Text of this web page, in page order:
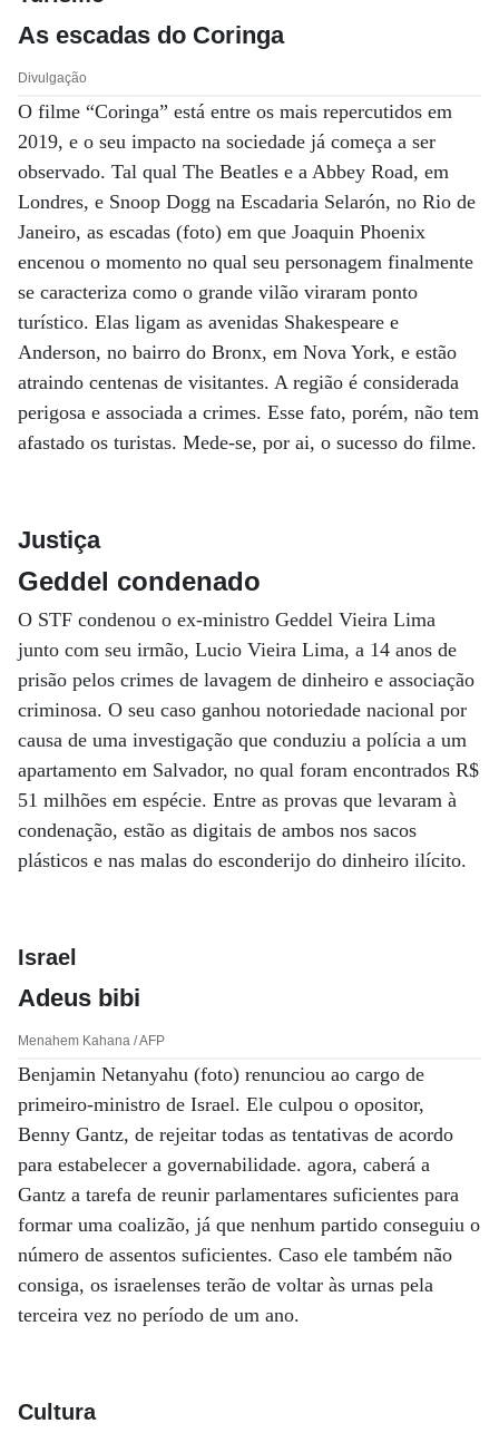
As escadas do Coringa
Divulgação
O filme “Coringa” está entre os mais repercutidos em
2019, e o seu impacto na sociedade já começa a ser
observado. Tal qual The Beatles e a Abbey Road, em
Londres, e Snoop Dogg na Escadaria Selarón, no Rio de
Janeiro, as escadas (foto) em que Joaquin Phoenix
encenou o momento no qual seu personagem finalmente
se caracteriza como o grande vilão viraram ponto
turístico. Elas ligam as avenidas Shakespeare e
Anderson, no bairro do Bronx, em Nova York, e estão
atraindo centenas de visitantes. A região é considerada
perigosa e associada a crimes. Esse fato, porém, não tem
afastado os turistas. Mede-se, por ai, o sucesso do filme.
Justiça
Geddel condenado
O STF condenou o ex-ministro Geddel Vieira Lima
junto com seu irmão, Lucio Vieira Lima, a 14 anos de
prisão pelos crimes de lavagem de dinheiro e associação
criminosa. O seu caso ganhou notoriedade nacional por
causa de uma investigação que conduziu a polícia a um
apartamento em Salvador, no qual foram encontrados R$
51 milhões em espécie. Entre as provas que levaram à
condenação, estão as digitais de ambos nos sacos
plásticos e nas malas do esconderijo do dinheiro ilícito.
Israel
Adeus bibi
Menahem Kahana / AFP
Benjamin Netanyahu (foto) renunciou ao cargo de
primeiro-ministro de Israel. Ele culpou o opositor,
Benny Gantz, de rejeitar todas as tentativas de acordo
para estabelecer a governabilidade. agora, caberá a
Gantz a tarefa de reunir parlamentares suficientes para
formar uma coalizão, já que nenhum partido conseguiu o
número de assentos suficientes. Caso ele também não
consiga, os israelenses terão de voltar às urnas pela
terceira vez no período de um ano.
Cultura